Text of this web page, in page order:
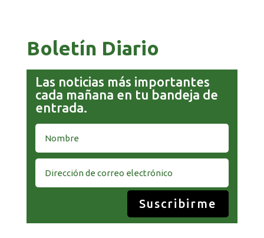
Boletín Diario
Las noticias más importantes
cada mañana en tu bandeja de
entrada.
Suscribirme